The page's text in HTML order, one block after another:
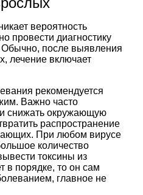
вероятность
провести диагностику
Обычно, после выявления
лечение включает
рекомендуется
Важно часто
снижать окружающую
распространение
При любом вирусе
количество
токсины из
в порядке, то он сам
главное не